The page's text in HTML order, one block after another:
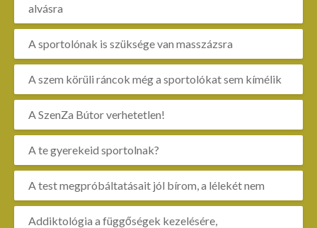
alvásra
A sportolónak is szüksége van masszázsra
A szem körüli ráncok még a sportolókat sem kímélik
A SzenZa Bútor verhetetlen!
A te gyerekeid sportolnak?
A test megpróbáltatásait jól bírom, a lélekét nem
Addiktológia a függőségek kezelésére,